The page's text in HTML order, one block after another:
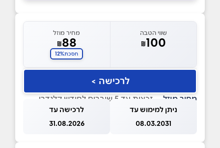
שווי הטבה
₪100
מחיר מוזל
₪88
חסכת12%
לרכישה >
מחיר מוזל — זכאות עד 5 שוברים לחודש קלנדרי
ניתן למימוש עד
08.03.2031
לרכישה עד
31.08.2026